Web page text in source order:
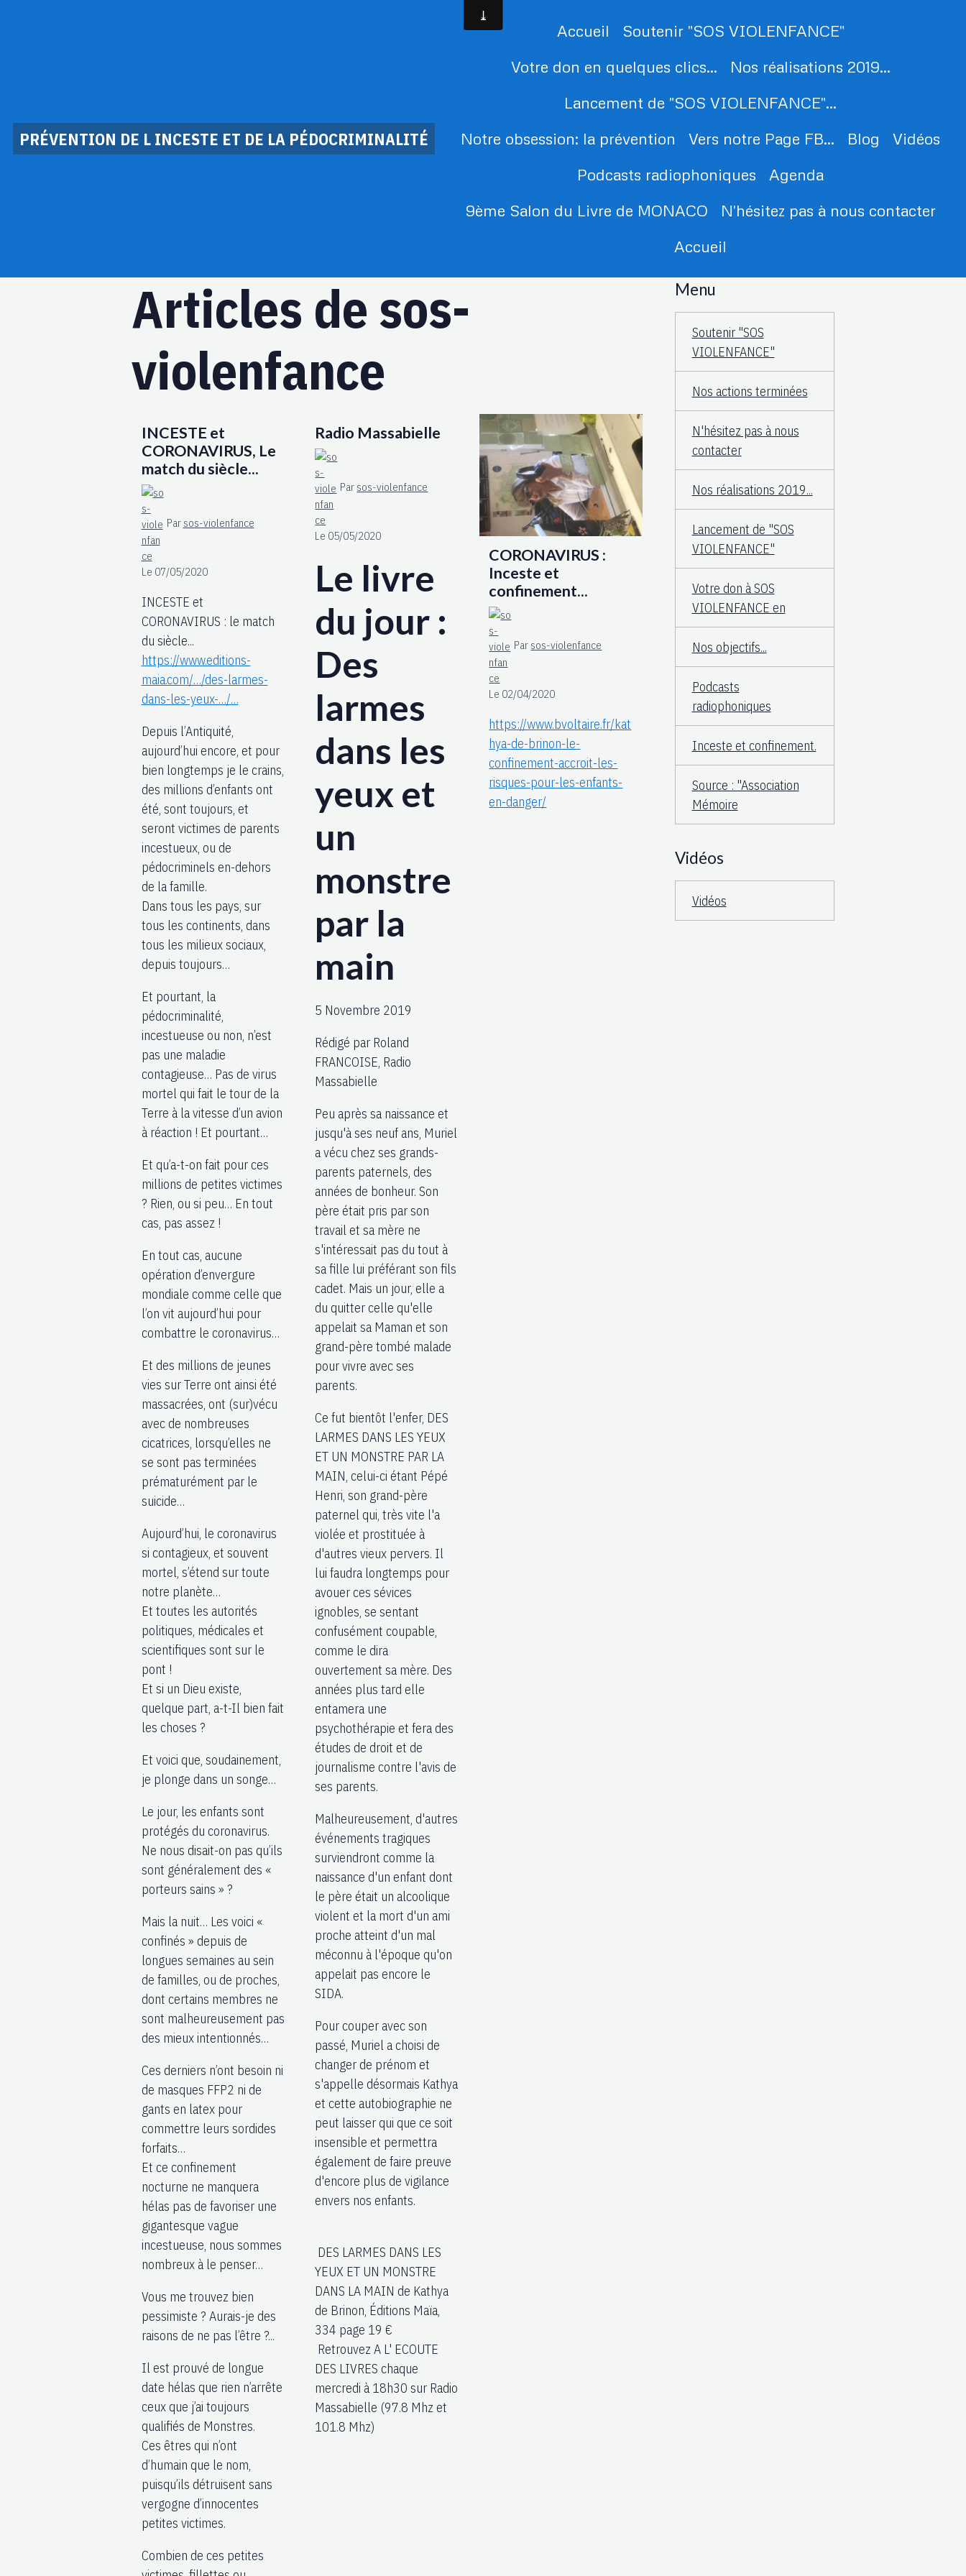
PRÉVENTION DE L INCESTE ET DE LA PÉDOCRIMINALITÉ
Accueil
Soutenir "SOS VIOLENFANCE"
Votre don en quelques clics...
Nos réalisations 2019...
Lancement de "SOS VIOLENFANCE"...
Notre obsession: la prévention
Vers notre Page FB... Blog
Vidéos
Podcasts radiophoniques
Agenda
9ème Salon du Livre de MONACO
N'hésitez pas à nous contacter
Accueil
Articles de sos-
violenfance
INCESTE et
CORONAVIRUS, Le
match du siècle...
Par sos-violenfance
Le 07/05/2020
INCESTE et
CORONAVIRUS : le match
du siècle...
https://www.editions-
maia.com/…/des-larmes-
dans-les-yeux-…/…
Depuis l’Antiquité,
aujourd’hui encore, et pour
bien longtemps je le crains,
des millions d’enfants ont
été, sont toujours, et
seront victimes de parents
incestueux, ou de
pédocriminels en-dehors
de la famille.
Dans tous les pays, sur
tous les continents, dans
tous les milieux sociaux,
depuis toujours…
Et pourtant, la
pédocriminalité,
incestueuse ou non, n’est
pas une maladie
contagieuse… Pas de virus
mortel qui fait le tour de la
Terre à la vitesse d’un avion
à réaction ! Et pourtant…
Et qu’a-t-on fait pour ces
millions de petites victimes
? Rien, ou si peu… En tout
cas, pas assez !
En tout cas, aucune
opération d’envergure
mondiale comme celle que
l’on vit aujourd’hui pour
combattre le coronavirus…
Et des millions de jeunes
vies sur Terre ont ainsi été
massacrées, ont (sur)vécu
avec de nombreuses
cicatrices, lorsqu’elles ne
se sont pas terminées
prématurément par le
suicide…
Aujourd’hui, le coronavirus
si contagieux, et souvent
mortel, s’étend sur toute
notre planète…
Et toutes les autorités
politiques, médicales et
scientifiques sont sur le
pont !
Et si un Dieu existe,
quelque part, a-t-Il bien fait
les choses ?
Et voici que, soudainement,
je plonge dans un songe…
Le jour, les enfants sont
protégés du coronavirus.
Ne nous disait-on pas qu’ils
sont généralement des «
porteurs sains » ?
Mais la nuit… Les voici «
confinés » depuis de
longues semaines au sein
de familles, ou de proches,
dont certains membres ne
sont malheureusement pas
des mieux intentionnés…
Ces derniers n’ont besoin ni
de masques FFP2 ni de
gants en latex pour
commettre leurs sordides
forfaits…
Et ce confinement
nocturne ne manquera
hélas pas de favoriser une
gigantesque vague
incestueuse, nous sommes
nombreux à le penser…
Vous me trouvez bien
pessimiste ? Aurais-je des
raisons de ne pas l’être ?...
Il est prouvé de longue
date hélas que rien n’arrête
ceux que j’ai toujours
qualifiés de Monstres.
Ces êtres qui n’ont
d’humain que le nom,
puisqu’ils détruisent sans
vergogne d’innocentes
petites victimes.
Combien de ces petites
Radio Massabielle
Par sos-violenfance
Le 05/05/2020
Le livre
du jour :
Des
larmes
dans les
yeux et
un
monstre
par la
main
5 Novembre 2019
Rédigé par Roland
FRANCOISE, Radio
Massabielle
Peu après sa naissance et
jusqu'à ses neuf ans, Muriel
a vécu chez ses grands-
parents paternels, des
années de bonheur. Son
père était pris par son
travail et sa mère ne
s'intéressait pas du tout à
sa fille lui préférant son fils
cadet. Mais un jour, elle a
du quitter celle qu'elle
appelait sa Maman et son
grand-père tombé malade
pour vivre avec ses
parents.
Ce fut bientôt l'enfer, DES
LARMES DANS LES YEUX
ET UN MONSTRE PAR LA
MAIN, celui-ci étant Pépé
Henri, son grand-père
paternel qui, très vite l'a
violée et prostituée à
d'autres vieux pervers. Il
lui faudra longtemps pour
avouer ces sévices
ignobles, se sentant
confusément coupable,
comme le dira
ouvertement sa mère. Des
années plus tard elle
entamera une
psychothérapie et fera des
études de droit et de
journalisme contre l'avis de
ses parents.
Malheureusement, d'autres
événements tragiques
surviendront comme la
naissance d'un enfant dont
le père était un alcoolique
violent et la mort d'un ami
proche atteint d'un mal
méconnu à l'époque qu'on
appelait pas encore le
SIDA.
Pour couper avec son
passé, Muriel a choisi de
changer de prénom et
s'appelle désormais Kathya
et cette autobiographie ne
peut laisser qui que ce soit
insensible et permettra
également de faire preuve
d'encore plus de vigilance
envers nos enfants.
DES LARMES DANS LES
YEUX ET UN MONSTRE
DANS LA MAIN de Kathya
de Brinon, Éditions Maïa,
334 page 19 €
Retrouvez A L' ECOUTE
DES LIVRES chaque
mercredi à 18h30 sur Radio
Massabielle (97.8 Mhz et
101.8 Mhz)
CORONAVIRUS :
Inceste et
confinement...
Par sos-violenfance
Le 02/04/2020
https://www.bvoltaire.fr/kat
hya-de-brinon-le-
confinement-accroit-les-
risques-pour-les-enfants-
en-danger/
Menu
Soutenir "SOS
VIOLENFANCE"
Nos actions terminées
N'hésitez pas à nous
contacter
Nos réalisations 2019...
Lancement de "SOS
VIOLENFANCE"
Votre don à SOS
VIOLENFANCE en
Nos objectifs...
Podcasts
radiophoniques
Inceste et confinement.
Source : "Association
Mémoire
Vidéos
Vidéos